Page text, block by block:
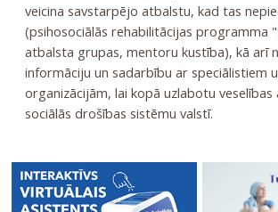
veicina savstarpējo atbalstu, kad tas
(psihosociālās rehabilitācijas programma
atbalsta grupas, mentoru kustība), kā arī
informāciju un sadarbību ar speciālistiem
organizācijām, lai kopā uzlabotu veselības
sociālās drošības sistēmu valstī.